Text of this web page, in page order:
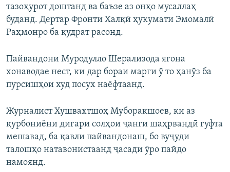
тазоҳурот доштанд ва баъзе аз онҳо мусаллаҳ
буданд. Дертар Фронти Халқӣ ҳукумати Эмомалӣ
Раҳмонро ба қудрат расонд.
Пайвандони Муродулло Шерализода ягона
хонаводае нест, ки дар бораи марги ӯ то ҳанӯз ба
пурсишҳои худ посух наёфтаанд.
Журналист Хушвахтшоҳ Муборакшоев, ки аз
қурбониёни дигари солҳои ҷанги шаҳрвандӣ гуфта
мешавад, ба қавли пайвандонаш, бо вуҷуди
талошҳо натавонистаанд ҷасади ӯро пайдо
намоянд.